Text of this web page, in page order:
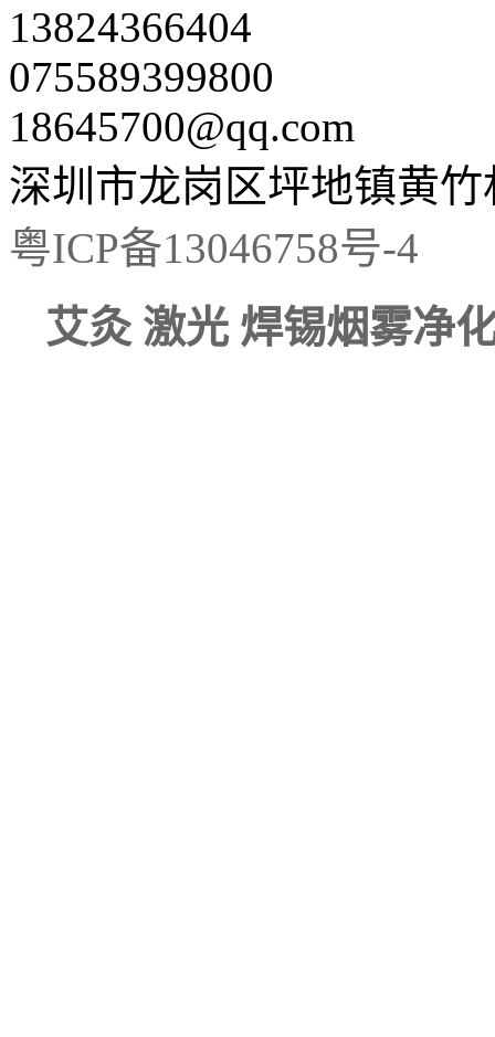
13824366404
075589399800
18645700@qq.com
深圳市龙岗区坪地镇黄竹
粤ICP备13046758号-4
艾灸 激光 焊锡烟雾净